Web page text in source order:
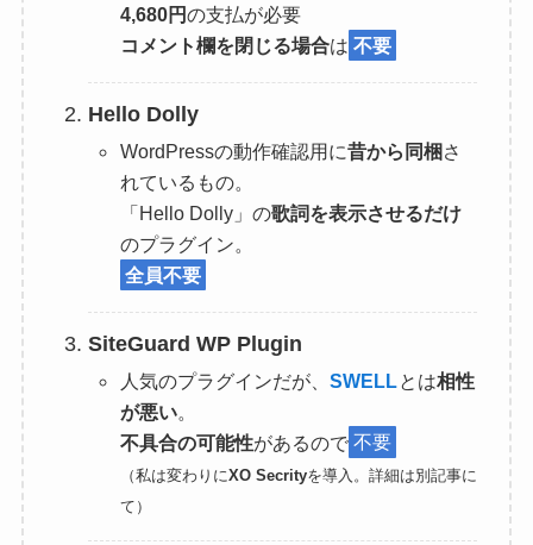
4,680円の支払が必要
コメント欄を閉じる場合は 不要
Hello Dolly
WordPressの動作確認用に昔から同梱さ
れているもの。
「Hello Dolly」の歌詞を表示させるだけ
のプラグイン。
全員不要
SiteGuard WP Plugin
人気のプラグインだが、 SWELL とは相性
が悪い。
不具合の可能性があるので 不要
（私は変わりにXO Secrityを導入。詳細は別記事に
て）